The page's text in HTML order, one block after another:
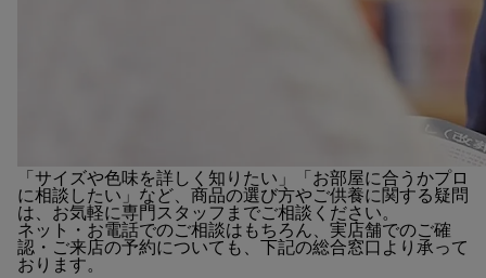
「サイズや色味を詳しく知りたい」「お部屋に合うかプロ
に相談したい」など、商品の選び方やご供養に関する疑問
は、お気軽に専門スタッフまでご相談ください。
ネット・お電話でのご相談はもちろん、実店舗でのご確
認・ご来店の予約についても、下記の総合窓口より承って
おります。